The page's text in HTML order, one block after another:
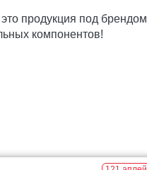
продукция под брендом
компонентов!